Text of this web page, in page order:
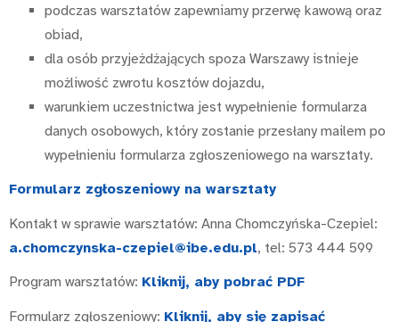
podczas warsztatów zapewniamy przerwę kawową oraz
obiad,
dla osób przyjeżdżających spoza Warszawy istnieje
możliwość zwrotu kosztów dojazdu,
warunkiem uczestnictwa jest wypełnienie formularza
danych osobowych, który zostanie przesłany mailem po
wypełnieniu formularza zgłoszeniowego na warsztaty.
Formularz zgłoszeniowy na warsztaty
Kontakt w sprawie warsztatów: Anna Chomczyńska-Czepiel:
a.chomczynska-czepiel@ibe.edu.pl, tel: 573 444 599
Program warsztatów: Kliknij, aby pobrać PDF
Formularz zgłoszeniowy: Kliknij, aby się zapisać